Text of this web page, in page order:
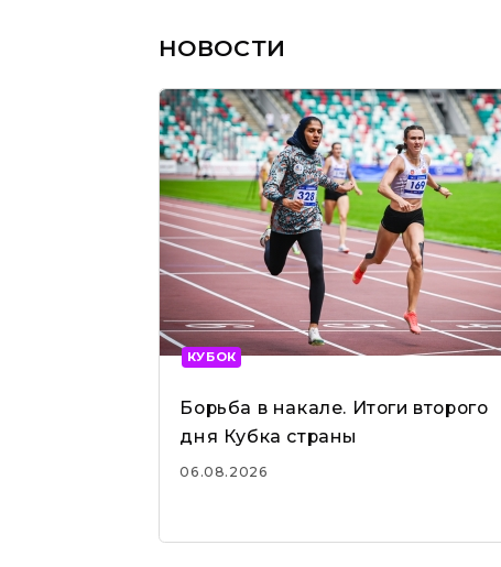
НОВОСТИ
КУБОК
Борьба в накале. Итоги второго
дня Кубка страны
06.08.2026